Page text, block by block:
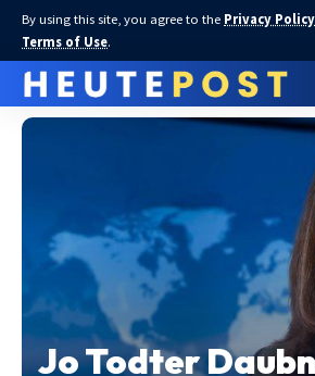
By using this site, you agree to the Privacy Policy
Terms of Use.
Jo Todter